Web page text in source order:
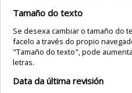
Tamaño do texto
Se desexa cambiar o tamaño do
facelo a través do propio
"Tamaño do texto", pode
letras.
Data da última revisión